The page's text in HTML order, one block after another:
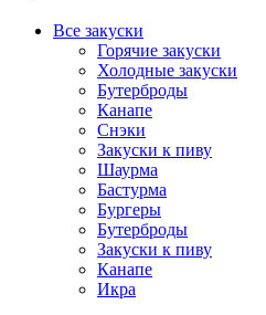
Все закуски
Горячие закуски
Холодные закуски
Бутерброды
Канапе
Снэки
Закуски к пиву
Шаурма
Бастурма
Бургеры
Бутерброды
Закуски к пиву
Канапе
Икра